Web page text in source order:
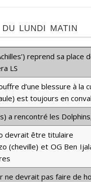
lundi matin
reprend sa place
LS
d’une blessure à la
est toujours en
a rencontré les
devrait être titulaire
(cheville) et OG Ben
ne devrait pas faire de